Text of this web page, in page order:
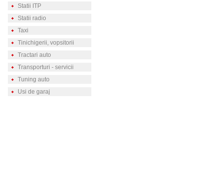
Statii ITP
Statii radio
Taxi
Tinichigerii, vopsitorii
Tractari auto
Transporturi - servicii
Tuning auto
Usi de garaj